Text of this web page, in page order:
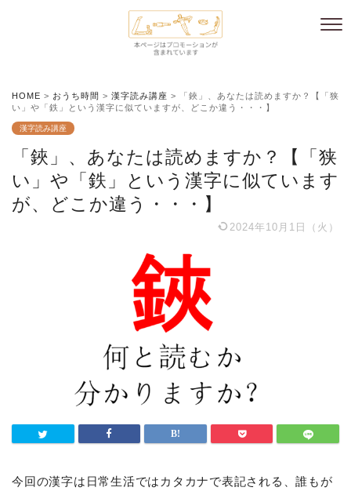
HOME > おうち時間 > 漢字読み講座 >
「鋏」、あなたは読めますか？【「狭
い」や「鉄」という漢字に似ていますが、どこか違う・・・】
漢字読み講座
「鋏」、あなたは読めますか？【「狭
い」や「鉄」という漢字に似ています
が、どこか違う・・・】
2024年10月1日（火）
今回の漢字は日常生活ではカタカナで表記される、誰もが